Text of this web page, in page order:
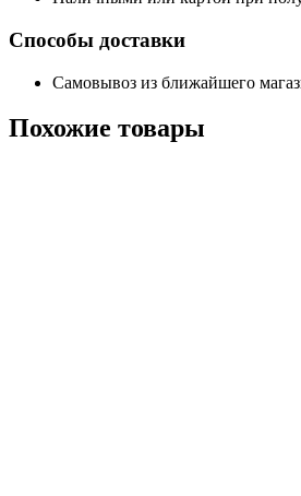
Способы доставки
Самовывоз из ближайшего
Похожие товары